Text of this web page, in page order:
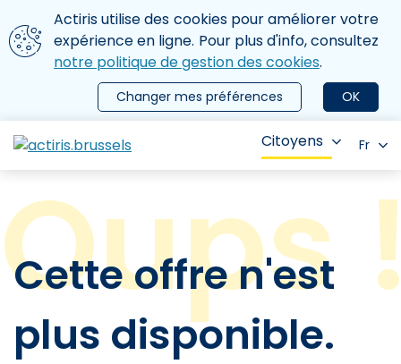
Aller au contenu principal
Nous utilisons des cookies
Actiris utilise des cookies pour améliorer votre
expérience en ligne. Pour plus d'info, consultez
notre politique de gestion des cookies.
OK
Changer mes préférences
le menu
Citoyens Fr
Cette offre n'est
plus disponible.